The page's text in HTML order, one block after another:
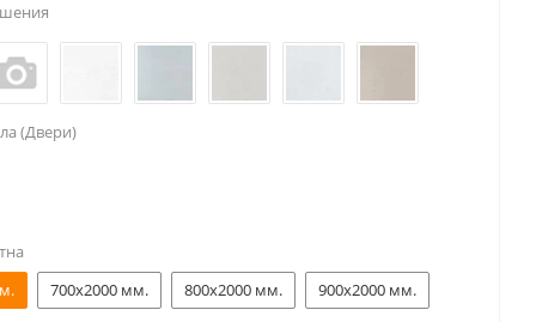
(Двери)
700x2000 мм. 800x2000 мм. 900x2000 мм.